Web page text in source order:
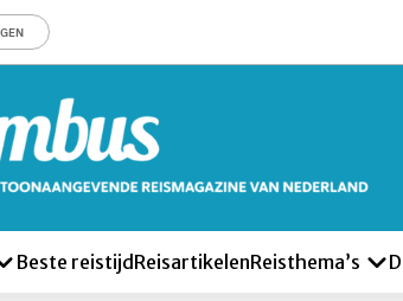
Beste reistijd ReisartikelenReisthema’s